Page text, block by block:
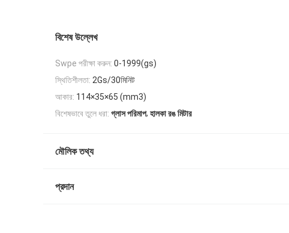
বিশেষ উল্লেখ
Swpe পরীক্ষা করুন: 0-1999(gs)
স্থিতিশীলতা: 2Gs/30মিনিট
আকার: 114×35×65 (mm3)
বিশেষভাবে তুলে ধরা: গ্লাস পরিমাপ, হালকা রঙ মিটার
মৌলিক তথ্য
প্রদান